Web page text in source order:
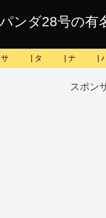
パンダ28号の有
| サ | タ | ナ |
スポン